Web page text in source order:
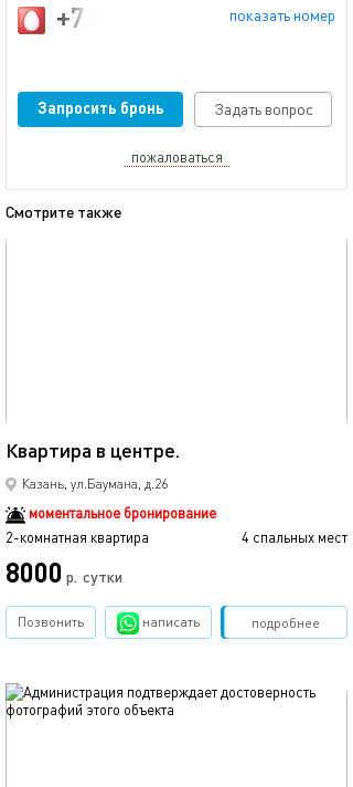
показать номер
+7 (917) 914-57-73
Запросить бронь Задать вопрос
пожаловаться
Смотрите также
Квартира в центре.
Казань, ул.Баумана, д.26
моментальное бронирование
2-комнатная квартира
4 спальных мест
8000 р. сутки
подробнее
Позвонить написать Забронировать
обновлено 02.06.2023